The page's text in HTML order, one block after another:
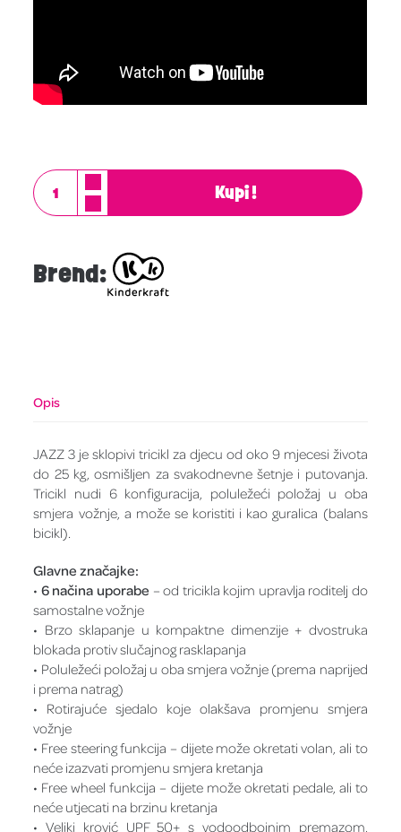
Kupi!
Brend:
Opis
JAZZ 3 je sklopivi tricikl za djecu od oko 9 mjecesi života
do 25 kg, osmišljen za svakodnevne šetnje i putovanja.
Tricikl nudi 6 konfiguracija, poluležeći položaj u oba
smjera vožnje, a može se koristiti i kao guralica (balans
bicikl).
Glavne značajke:
• 6 načina uporabe – od tricikla kojim upravlja roditelj do
samostalne vožnje
• Brzo sklapanje u kompaktne dimenzije + dvostruka
blokada protiv slučajnog rasklapanja
• Poluležeći položaj u oba smjera vožnje (prema naprijed
i prema natrag)
• Rotirajuće sjedalo koje olakšava promjenu smjera
vožnje
• Free steering funkcija – dijete može okretati volan, ali to
neće izazvati promjenu smjera kretanja
• Free wheel funkcija – dijete može okretati pedale, ali to
neće utjecati na brzinu kretanja
• Veliki krović UPF 50+ s vodoodbojnim premazom,